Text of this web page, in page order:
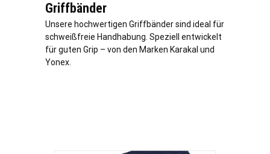
Griffbänder
Unsere hochwertigen Griffbänder sind ideal für
schweißfreie Handhabung. Speziell entwickelt
für guten Grip – von den Marken Karakal und
Yonex.